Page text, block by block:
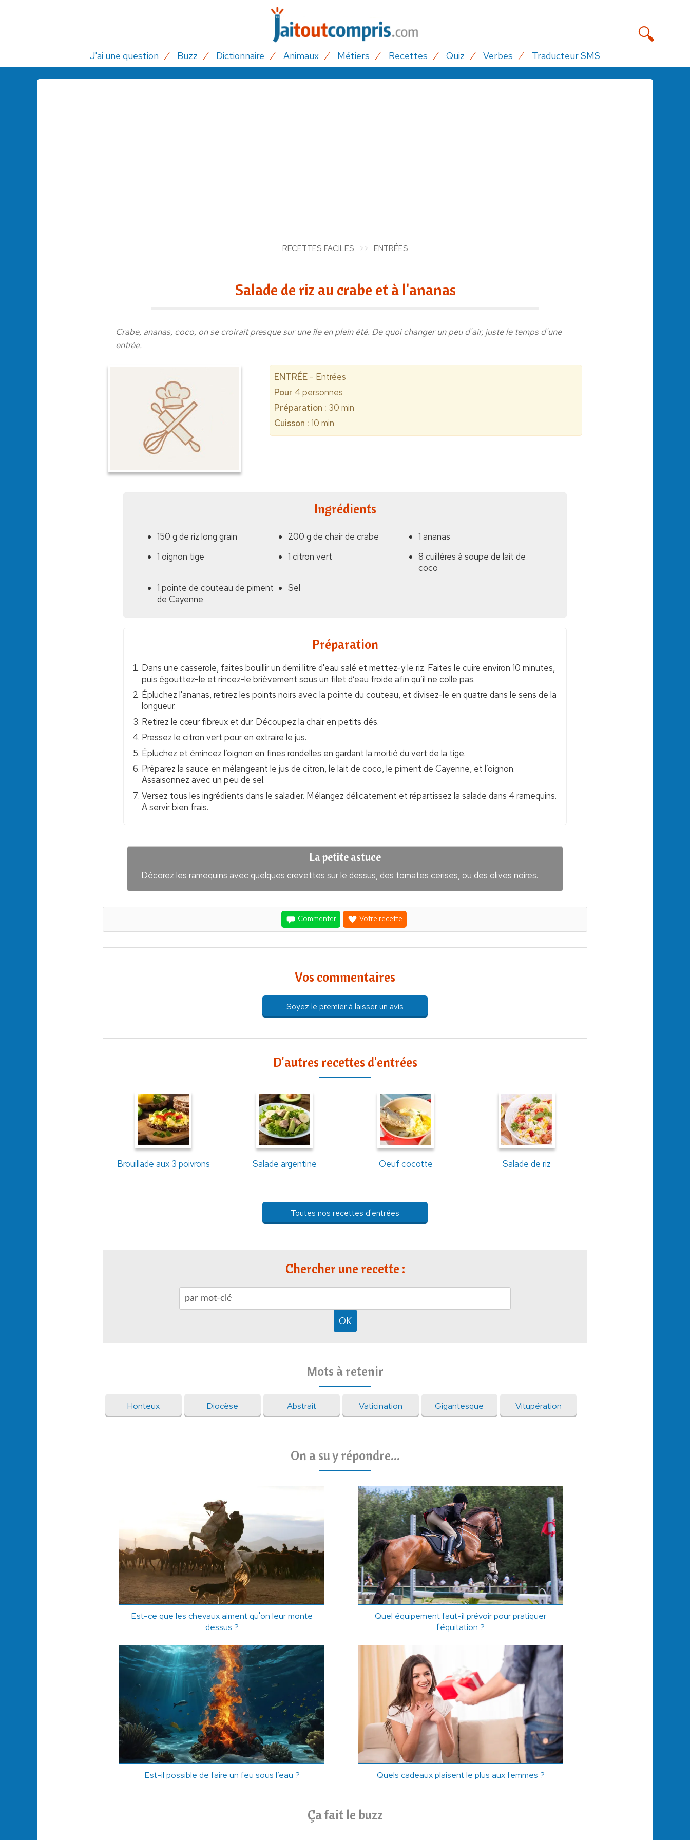
J'ai une question Buzz Dictionnaire Animaux Métiers Recettes Quiz Verbes Traducteur SMS
RECETTES FACILES ENTRÉES
Salade de riz au crabe et à l'ananas
Crabe, ananas, coco, on se croirait presque sur une île en plein été. De quoi changer un peu d'air, juste le temps d'une
entrée.
ENTRÉE - Entrées
Pour 4 personnes
Préparation : 30 min
Cuisson : 10 min
Ingrédients
150 g de riz long grain 200 g de chair de crabe
1 ananas
1 oignon tige
1 citron vert
8 cuillères à soupe de lait de
coco
1 pointe de couteau de piment
de Cayenne
Sel
Préparation
Dans une casserole, faites bouillir un demi litre d'eau salé et mettez-y le riz. Faites le cuire environ 10 minutes,
puis égouttez-le et rincez-le brièvement sous un filet d’eau froide afin qu’il ne colle pas.
Épluchez l'ananas, retirez les points noirs avec la pointe du couteau, et divisez-le en quatre dans le sens de la
longueur.
Retirez le cœur fibreux et dur. Découpez la chair en petits dés.
Pressez le citron vert pour en extraire le jus.
Épluchez et émincez l’oignon en fines rondelles en gardant la moitié du vert de la tige.
Préparez la sauce en mélangeant le jus de citron, le lait de coco, le piment de Cayenne, et l’oignon.
Assaisonnez avec un peu de sel.
Versez tous les ingrédients dans le saladier. Mélangez délicatement et répartissez la salade dans 4 ramequins.
A servir bien frais.
La petite astuce
Décorez les ramequins avec quelques crevettes sur le dessus, des tomates cerises, ou des olives noires.
Commenter Votre recette
Vos commentaires
Soyez le premier à laisser un avis
D'autres recettes d'entrées
Brouillade aux 3 poivrons Salade argentine Oeuf cocotte Salade de riz
Toutes nos recettes d'entrées
Chercher une recette :
Mots à retenir
Honteux Diocèse Abstrait Vaticination Gigantesque Vitupération
On a su y répondre...
Est-ce que les chevaux aiment qu'on leur monte
dessus ?
Quel équipement faut-il prévoir pour pratiquer
l'équitation ?
Est-il possible de faire un feu sous l’eau ? Quels cadeaux plaisent le plus aux femmes ?
Ça fait le buzz